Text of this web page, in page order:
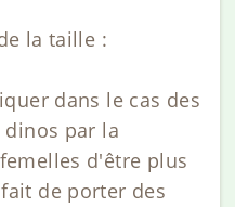
la taille :
dans le cas des
par la
d'être plus
de porter des